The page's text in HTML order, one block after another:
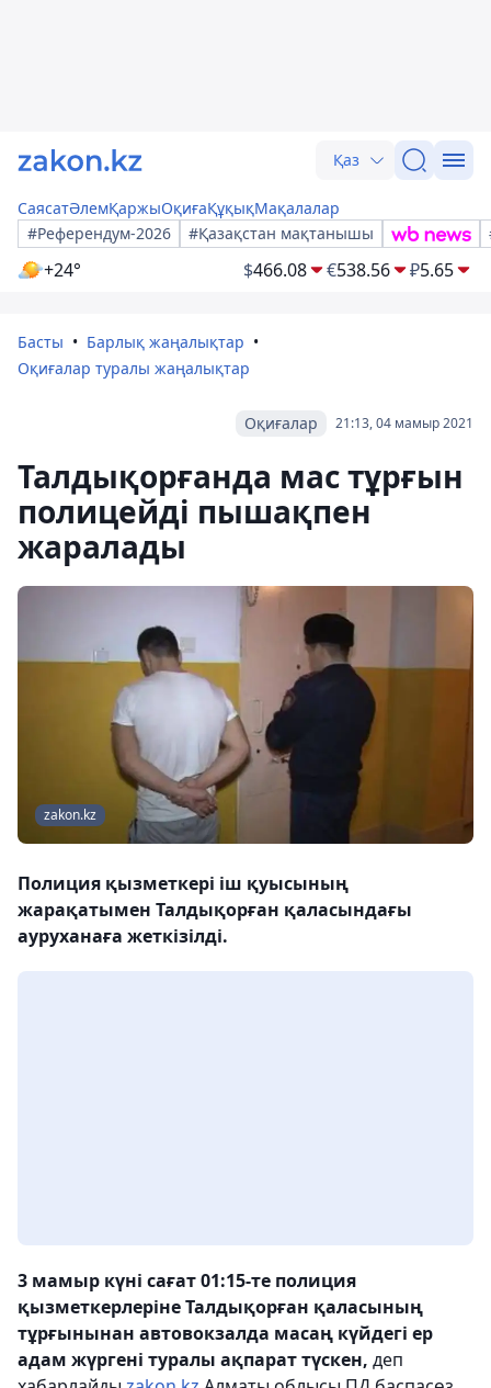
Қаз
СаясатӘлемҚаржыОқиғаҚұқықМақалалар
#Референдум-2026
#Қазақстан мақтанышы
+24° $466.08 €538.56 ₽5.65
Басты
Барлық жаңалықтар
Оқиғалар туралы жаңалықтар
21:13, 04 мамыр 2021
Оқиғалар
Талдықорғанда мас тұрғын
полицейді пышақпен
жаралады
zakon.kz
Полиция қызметкері іш қуысының
жарақатымен Талдықорған қаласындағы
ауруханаға жеткізілді.
3 мамыр күні сағат 01:15-те полиция
қызметкерлеріне Талдықорған қаласының
тұрғынынан автовокзалда масаң күйдегі ер
адам жүргені туралы ақпарат түскен, деп